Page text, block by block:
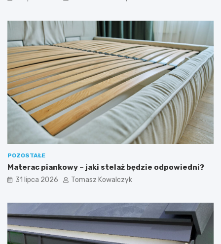
POZOSTAŁE
Materac piankowy – jaki stelaż będzie odpowiedni?
31 lipca 2026 Tomasz Kowalczyk